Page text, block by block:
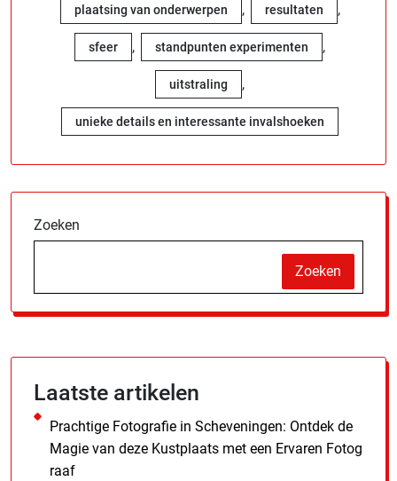
plaatsing van onderwerpen , resultaten ,
sfeer , standpunten experimenten ,
uitstraling ,
unieke details en interessante invalshoeken
Zoeken
Zoeken
Laatste artikelen
Prachtige Fotografie in Scheveningen: Ontdek de
Magie van deze Kustplaats met een Ervaren Fotog
raaf